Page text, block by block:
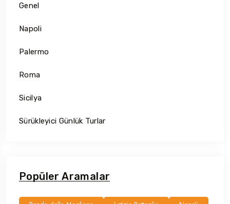
Genel
Napoli
Palermo
Roma
Sicilya
Sürükleyici Günlük Turlar
Popüler Aramalar